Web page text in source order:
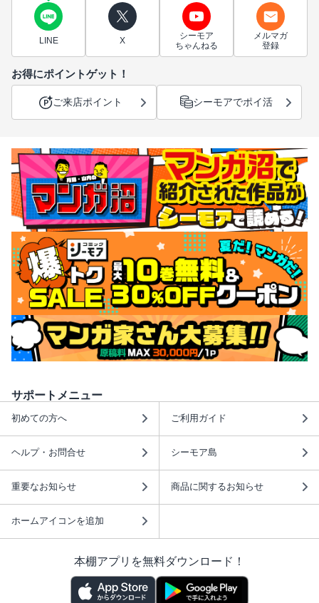
LINE X
シーモア
ちゃんねる
メルマガ
登録
お得にポイントゲット！
ご来店ポイント シーモアでポイ活
サポートメニュー
初めての方へ ご利用ガイド
ヘルプ・お問合せ シーモア島
重要なお知らせ 商品に関するお知らせ
ホームアイコンを追加
本棚アプリを無料ダウンロード！